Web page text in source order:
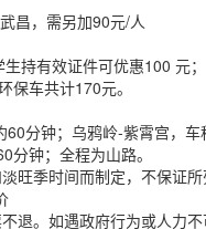
昌，需另加90元/人
持有效证件可优惠100 元；
保车共计170元。
分钟；乌鸦岭-紫霄宫，
钟；全程为山路。
旺季时间而制定，不保证
退。如遇政府行为或人力